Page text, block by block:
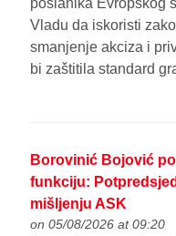
Vladu da iskoristi
smanjenje akciza i
bi zaštitila standard
Borovinić Bojović
funkciju:
mišljenju ASK
on 05/08/2026 at 09:20